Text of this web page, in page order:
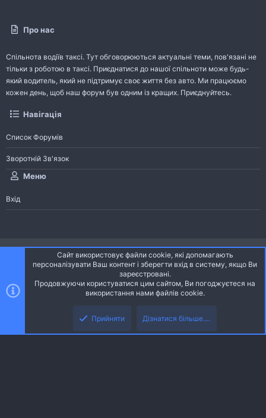
Про нас
Спільнота водіїв таксі. Тут обговорюються актуальні теми, пов'язані не
тільки з роботою в таксі. Приєднатися до нашої спільноти може будь-
який водитель, який не підтримує своє життя без авто. Ми працюємо
кожен день, щоб наш форум був одним із кращих. Приєднуйтесь.
Навігація
Список Форумів
Зворотній Зв'язок
Меню
Вхід
Ніч
Українська (UA)
S
Community platform by XenForo® © 2010-2026 XenForo Ltd.
Community platform by XenForo © 2010-2022 XenForo Ltd. | dev: Pages
Сайт використовує файли cookie, які допомагають
персоналізувати Ваш контент і зберегти вхід в систему, якщо Ви
зареєстровані.
Продовжуючи користуватися цим сайтом, Ви погоджуєтеся на
використання нами файлів cookie.
Прийняти Дізнатися більше....